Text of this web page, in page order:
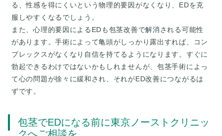
る、性感を得にくいという物理的要因がなくなり、EDを克
服しやすくなるでしょう。
また、心理的要因によるEDも包茎改善で解消される可能性
があります。手術によって亀頭がしっかり露出すれば、コン
プレックスがなくなり自信を持てるようになります。すぐに
勃起できるわけではないかもしれませんが、包茎手術によっ
て心の問題が徐々に緩和され、それがED改善につながるは
包茎でEDになる前に東京ノーストクリニッ
クへご相談を